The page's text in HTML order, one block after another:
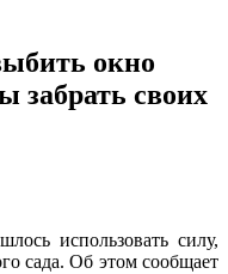
окно
забрать своих
использовать силу,
сада. Об этом сообщает